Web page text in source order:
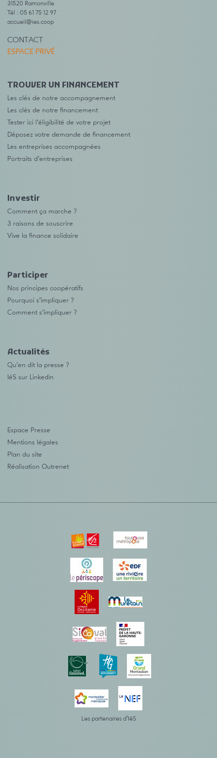
31520 Ramonville
Tél : 05 61 75 12 97
accueil@ies.coop
CONTACT
ESPACE PRIVÉ
TROUVER UN FINANCEMENT
Les clés de notre accompagnement
Les clés de notre financement
Tester ici l’éligibilité de votre projet
Déposez votre demande de financement
Les entreprises accompagnées
Portraits d’entreprises
Investir
Comment ça marche ?
3 raisons de souscrire
Vive la finance solidaire
Participer
Nos principes coopératifs
Pourquoi s’impliquer ?
Comment s’impliquer ?
Actualités
Qu’en dit la presse ?
IéS sur Linkedin
Espace Presse
Mentions légales
Plan du site
Réalisation Outrenet
Les partenaires d’IéS